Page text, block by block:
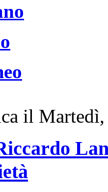
il Martedì,